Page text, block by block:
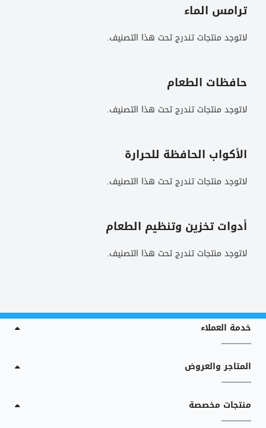
ترامس الماء
لاتوجد منتجات تندرج تحت هذا التصنيف.
حافظات الطعام
لاتوجد منتجات تندرج تحت هذا التصنيف.
الأكواب الحافظة للحرارة
لاتوجد منتجات تندرج تحت هذا التصنيف.
أدوات تخزين وتنظيم الطعام
لاتوجد منتجات تندرج تحت هذا التصنيف.
خدمة العملاء
المتاجر والعروض
منتجات مخصصة